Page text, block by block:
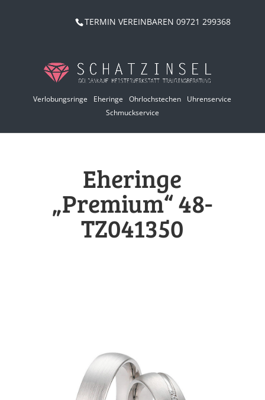
TERMIN VEREINBAREN 09721 299368
Verlobungsringe Eheringe Ohrlochstechen
Uhrenservice
Schmuckservice
Eheringe
„Premium“ 48-
TZ041350